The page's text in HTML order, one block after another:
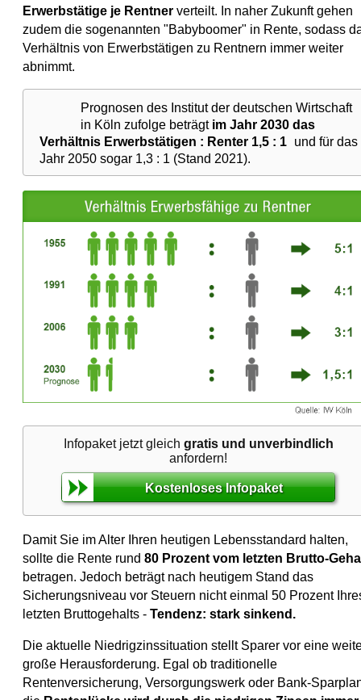
Erwerbstätige je Rentner verteilt. In naher Zukunft gehen
zudem die sogenannten "Babyboomer" in Rente, sodass
Verhältnis von Erwerbstätigen zu Rentnern immer weiter
abnimmt.
Prognosen des Institut der deutschen Wirtschaft
in Köln zufolge beträgt im Jahr 2030 das
Verhältnis Erwerbstätigen : Renter 1,5 : 1 und für das
Jahr 2050 sogar 1,3 : 1 (Stand 2021).
Infopaket jetzt gleich gratis und unverbindlich
anfordern!
Kostenloses Infopaket
Damit Sie im Alter Ihren heutigen Lebensstandard halten,
sollte die Rente rund 80 Prozent vom letzten Brutto-
betragen. Jedoch beträgt nach heutigem Stand das
Sicherungsniveau vor Steuern nicht einmal 50 Prozent
letzten Bruttogehalts - Tendenz: stark sinkend.
Die aktuelle Niedrigzinssituation stellt Sparer vor eine
große Herausforderung. Egal ob traditionelle
Rentenversicherung, Versorgungswerk oder Bank-